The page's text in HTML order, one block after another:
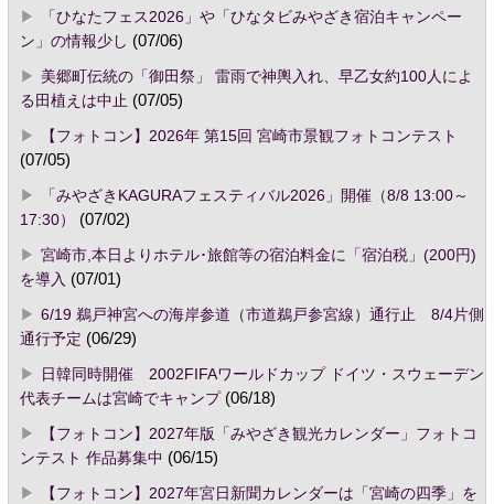
「ひなたフェス2026」や「ひなタビみやざき宿泊キャンペー
ン」の情報少し (07/06)
美郷町伝統の「御田祭」 雷雨で神輿入れ、早乙女約100人によ
る田植えは中止 (07/05)
【フォトコン】2026年 第15回 宮崎市景観フォトコンテスト
(07/05)
「みやざきKAGURAフェスティバル2026」開催（8/8 13:00～
17:30）
(07/02)
宮崎市,本日よりホテル･旅館等の宿泊料金に「宿泊税」(200円)
を導入 (07/01)
6/19 鵜戸神宮への海岸参道（市道鵜戸参宮線）通行止 8/4片側
通行予定 (06/29)
日韓同時開催 2002FIFAワールドカップ ドイツ・スウェーデン
代表チームは宮崎でキャンプ(06/18)
【フォトコン】2027年版「みやざき観光カレンダー」フォトコ
ンテスト 作品募集中 (06/15)
【フォトコン】2027年宮日新聞カレンダーは「宮崎の四季」を